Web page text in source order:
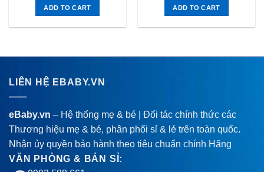
ADD TO CART ADD TO CART
LIÊN HỆ EBABY.VN
eBaby.vn – Hệ thống mẹ & bé | Đối tác chính thức các
Thương hiệu mẹ & bé, phân phối sỉ & lẻ trên toàn quốc.
Nhận ủy quyền bảo hành theo tiêu chuẩn chính Hãng
VĂN PHÒNG & BÁN SỈ: